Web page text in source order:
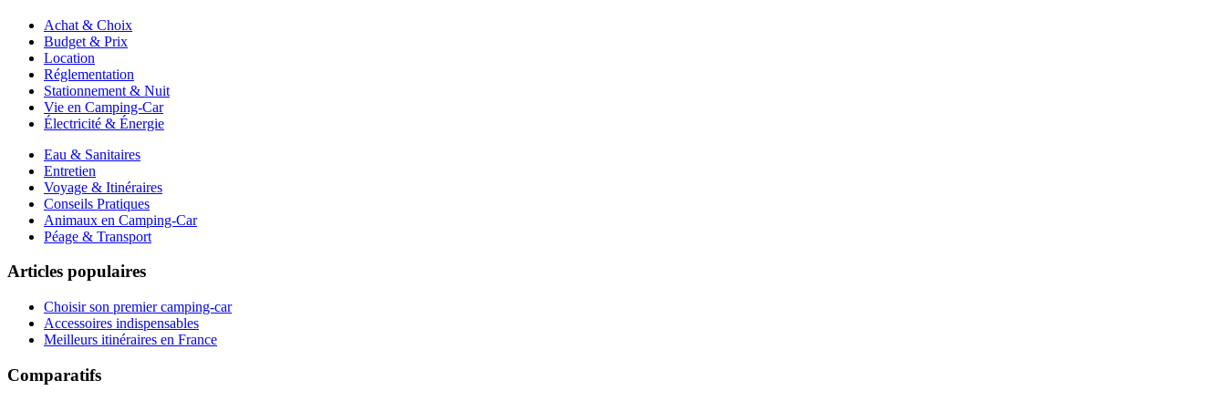
Achat & Choix
Budget & Prix
Location
Réglementation
Stationnement & Nuit
Vie en Camping-Car
Électricité & Énergie
Eau & Sanitaires
Entretien
Voyage & Itinéraires
Conseils Pratiques
Animaux en Camping-Car
Péage & Transport
Articles populaires
Choisir son premier camping-car
Accessoires indispensables
Meilleurs itinéraires en France
Comparatifs